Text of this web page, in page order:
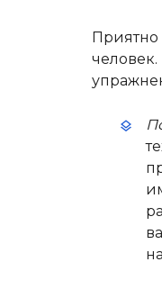
Приятно